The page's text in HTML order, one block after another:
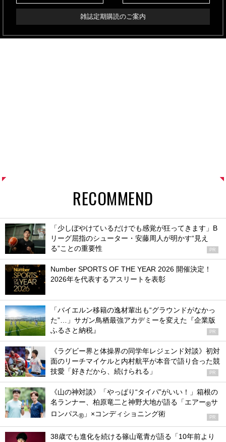
雑誌定期購読のご案内
RECOMMEND
「少しぼやけているだけでも感覚が狂ってきます」B
リーグ屈指のシューター・安藤周人が明かす“見え
る”ことの重要性
PR
Number SPORTS OF THE YEAR 2026 開催決定！
2026年を代表するアスリートを表彰
「バイエルン移籍の逸材輩出も“グラウンドがなかっ
た”…」サガン鳥栖最強アカデミーを変えた『企業版
ふるさと納税』
PR
《ラグビー界と体操界の同学年レジェンド対談》初対
面のリーチマイケルと内村航平が本音で語り合った競
技愛「好きだから、続けられる」
PR
《山の神対談》「やっぱり“タイパ”がいい！」箱根の
名ランナー、柏原竜二と神野大地が語る「エアー®サ
ロンパス® 」×コンディショニング術 PR
38歳でも進化を続ける篠山竜青が語る「10年前より